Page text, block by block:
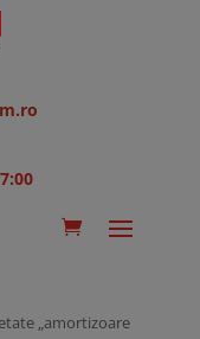
„amortizoare